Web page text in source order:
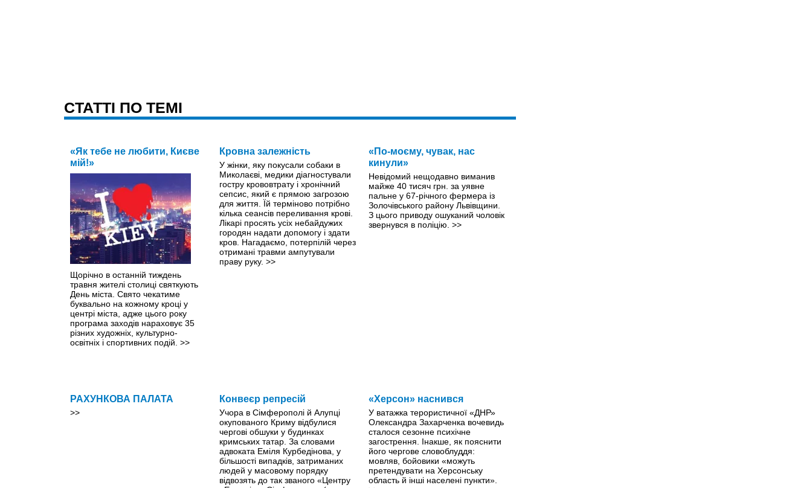
CТАТТІ ПО ТЕМІ
«Як тебе не любити, Києве
мій!»
Щорічно в останній тиждень
травня жителі столиці святкують
День міста. Свято чекатиме
буквально на кожному кроці y
центрі міста, адже цього року
програма заходів нараховує 35
різних художніх, культурно-
освітніх і спортивних подій. >>
Кровна залежність
У жінки, яку покусали собаки в
Миколаєві, медики діагностували
гостру крововтрату і хронічний
сепсис, який є прямою загрозою
для життя. Їй терміново потрібно
кілька сеансів переливання крові.
Лікарі просять усіх небайдужих
городян надати допомогу і здати
кров. Нагадаємо, потерпілій через
отримані травми ампутували
праву руку. >>
«По-моєму, чувак, нас
кинули»
Невідомий нещодавно виманив
майже 40 тисяч грн. за уявне
пальне у 67-річного фермера із
Золочівського району Львівщини.
З цього приводу ошуканий чоловік
звернувся в поліцію. >>
РАХУНКОВА ПАЛАТА
>>
Конвеєр репресій
Учора в Сімферополі й Алупці
окупованого Криму відбулися
чергові обшуки у будинках
кримських татар. За словами
адвоката Еміля Курбедінова, у
більшості випадків, затриманих
людей у масовому порядку
відвозять до так званого «Центру
«Херсон» наснився
У ватажка терористичної «ДНР»
Олександра Захарченка вочевидь
сталося сезонне психічне
загострення. Інакше, як пояснити
його чергове словоблуддя:
мовляв, бойовики «можуть
претендувати на Херсонську
область й інші населені пункти».